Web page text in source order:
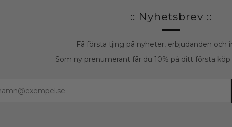
:: Nyhetsbrev ::
Få första tjing på nyheter, erbjudanden och
Som ny prenumerant får du 10% på ditt första köp